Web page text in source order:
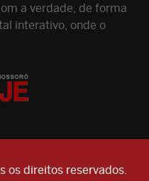
a verdade, de forma
interativo, onde o
os direitos reservados.